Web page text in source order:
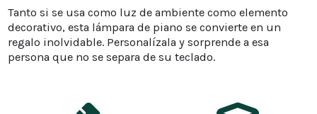
Tanto si se usa como luz de ambiente como elemento
decorativo, esta lámpara de piano se convierte en un
regalo inolvidable. Personalízala y sorprende a esa
persona que no se separa de su teclado.